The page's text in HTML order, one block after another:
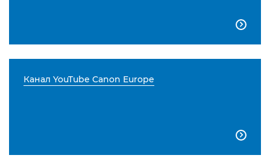

Канал YouTube Canon Europe
